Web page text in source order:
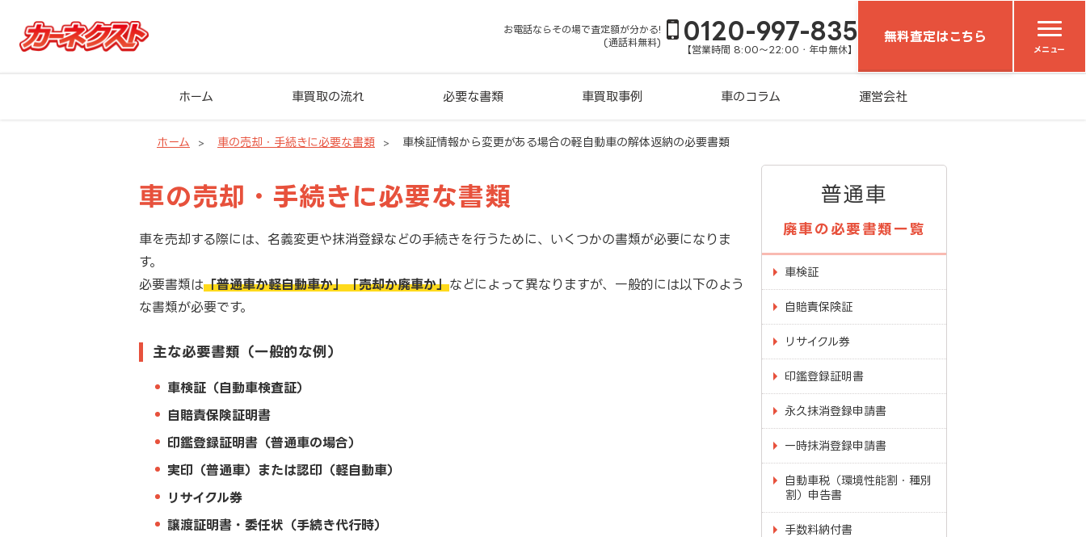
お電話ならその場で査定額が分かる!
(通話料無料)
0120-997-835
【営業時間 8:00～22:00・年中無休】
無料査定はこちら
メニュー
ホーム 車買取の流れ 必要な書類 車買取事例 車のコラム 運営会社
ホーム 車の売却・手続きに必要な書類 車検証情報から変更がある場合の軽自動車の解体返納の必要書類
車の売却・手続きに必要な書類
車を売却する際には、名義変更や抹消登録などの手続きを行うために、いくつかの書類が必要になりま
す。
必要書類は「普通車か軽自動車か」「売却か廃車か」などによって異なりますが、一般的には以下のよう
な書類が必要です。
主な必要書類（一般的な例）
車検証（自動車検査証）
自賠責保険証明書
印鑑登録証明書（普通車の場合）
実印（普通車）または認印（軽自動車）
リサイクル券
譲渡証明書・委任状（手続き代行時）
普通車
廃車の必要書類一覧
車検証
自賠責保険証
リサイクル券
印鑑登録証明書
永久抹消登録申請書
一時抹消登録申請書
自動車税（環境性能割・種別
割）申告書
手数料納付書